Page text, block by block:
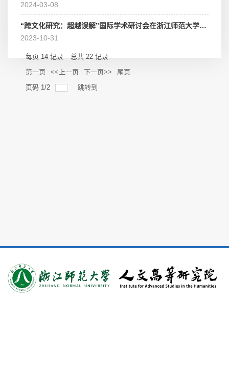
2024-03-08
“跨文化研究：超越误解”国际学术研讨会在浙江师范大学举行——浙江师范大学人文高等研究院揭牌成立
2023-10-31
每页 14 记录 总共 22 记录
第一页
<<上一页 下一页>>
尾页
页码 1/2 跳转到